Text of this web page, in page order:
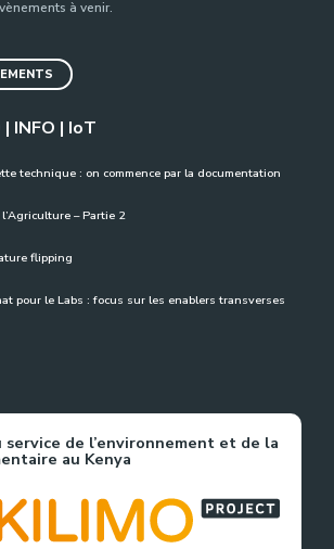
à venir.
INFO | IoT
technique : on commence par la documentation
– Partie 2
flipping
pour le Labs : focus sur les enablers transverses
service de l’environnement et de la
au Kenya